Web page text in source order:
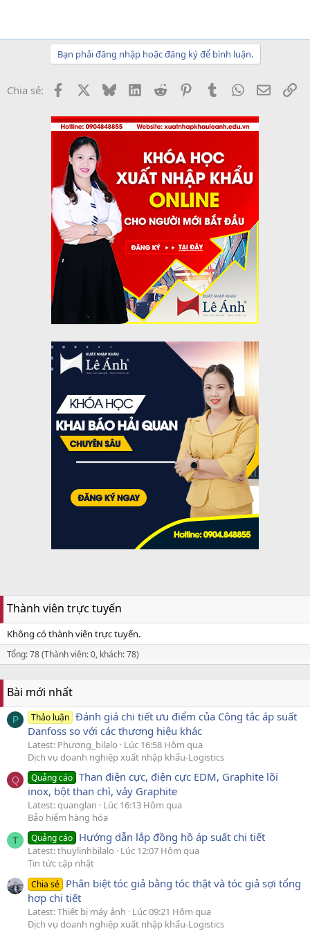
Bạn phải đăng nhập hoặc đăng ký để bình luận.
Chia sẻ: Facebook BlueskyLinkedInReddit PinterestTumblrWhatsApp
Email
Thành viên trực tuyến
Không có thành viên trực tuyến.
Tổng: 78 (Thành viên: 0, khách: 78)
Bài mới nhất
P Thảo luận Đánh giá chi tiết ưu điểm của Công tắc áp suất
Danfoss so với các thương hiệu khác
Latest: Phương_bilalo
Lúc 16:58 Hôm qua
Dịch vụ doanh nghiệp xuất nhập khẩu-Logistics
Q Quảng cáo Than điện cực, điện cực EDM, Graphite lõi
inox, bột than chì, vảy Graphite
Latest: quanglan
Lúc 16:13 Hôm qua
Bảo hiểm hàng hóa
T Quảng cáo Hướng dẫn lắp đồng hồ áp suất chi tiết
Latest: thuylinhbilalo
Lúc 12:07 Hôm qua
Tin tức cập nhật
Chia sẻ Phân biệt tóc giả bằng tóc thật và tóc giả sợi tổng
hợp chi tiết
Latest: Thiết bị máy ảnh
Lúc 09:21 Hôm qua
Dịch vụ doanh nghiệp xuất nhập khẩu-Logistics